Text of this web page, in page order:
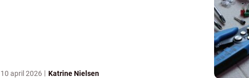
10 april 2026 Katrine Nielsen